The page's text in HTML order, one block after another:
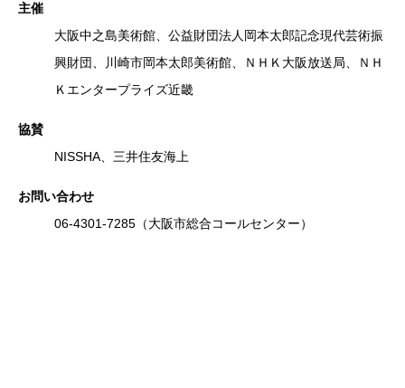
主催
大阪中之島美術館、公益財団法人岡本太郎記念現代芸術振
興財団、川崎市岡本太郎美術館、ＮＨＫ大阪放送局、ＮＨ
Ｋエンタープライズ近畿
協賛
NISSHA、三井住友海上
お問い合わせ
06-4301-7285（大阪市総合コールセンター）